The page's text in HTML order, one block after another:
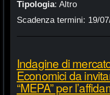
Tipologia: Altro
Scadenza termini: 19/
Indagine di
Economici da
“MEPA” per